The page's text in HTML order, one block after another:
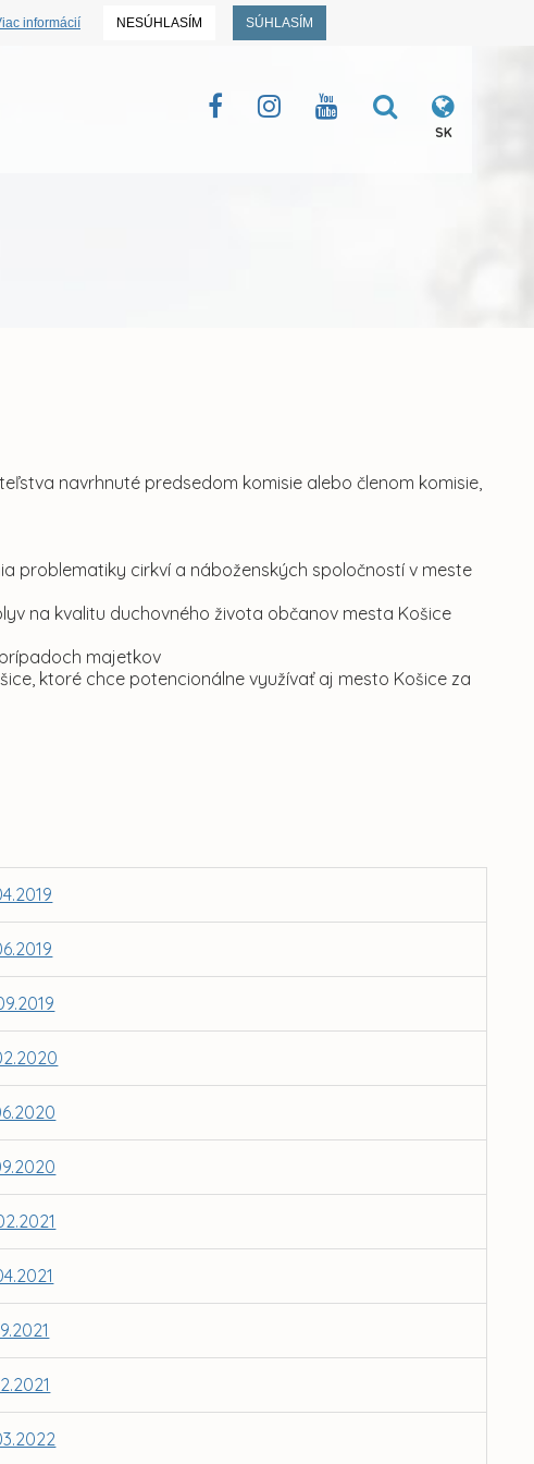
informácií NESÚHLASÍM SÚHLASÍM
SK
navrhnuté predsedom komisie alebo členom komisie,
problematiky cirkví a náboženských spoločností v meste
na kvalitu duchovného života občanov mesta Košice
majetkov
ktoré chce potencionálne využívať aj mesto Košice za